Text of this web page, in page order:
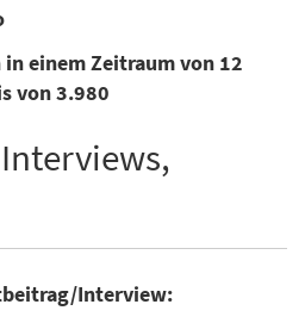
einem Zeitraum von 12
von 3.980
Interview: